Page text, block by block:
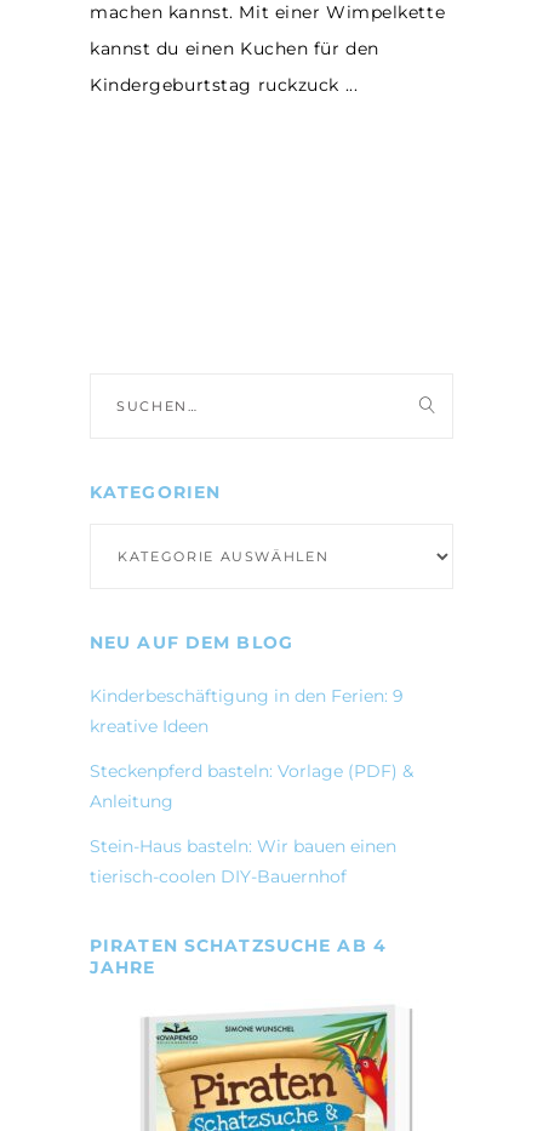
machen kannst. Mit einer Wimpelkette
kannst du einen Kuchen für den
Kindergeburtstag ruckzuck
nach:
KATEGORIEN
NEU AUF DEM BLOG
Kinderbeschäftigung in den Ferien: 9
kreative Ideen
Steckenpferd basteln: Vorlage (PDF) &
Anleitung
Stein-Haus basteln: Wir bauen einen
tierisch-coolen DIY-Bauernhof
PIRATEN SCHATZSUCHE AB 4
JAHRE